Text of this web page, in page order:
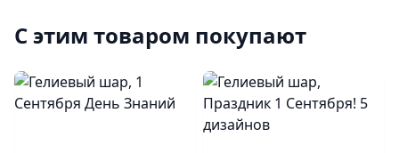
С этим товаром покупают